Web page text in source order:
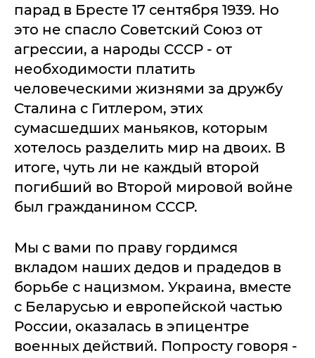
парад в Бресте 17 сентября 1939. Но
это не спасло Советский Союз от
агрессии, а народы СССР - от
необходимости платить
человеческими жизнями за дружбу
Сталина с Гитлером, этих
сумасшедших маньяков, которым
хотелось разделить мир на двоих. В
итоге, чуть ли не каждый второй
погибший во Второй мировой войне
был гражданином СССР.
Мы с вами по праву гордимся
вкладом наших дедов и прадедов в
борьбе с нацизмом. Украина, вместе
с Беларусью и европейской частью
России, оказалась в эпицентре
военных действий. Попросту говоря -